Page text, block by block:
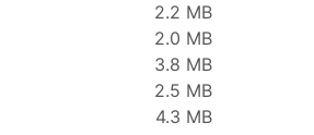
2.2 MB
2.0 MB
3.8 MB
2.5 MB
4.3 MB